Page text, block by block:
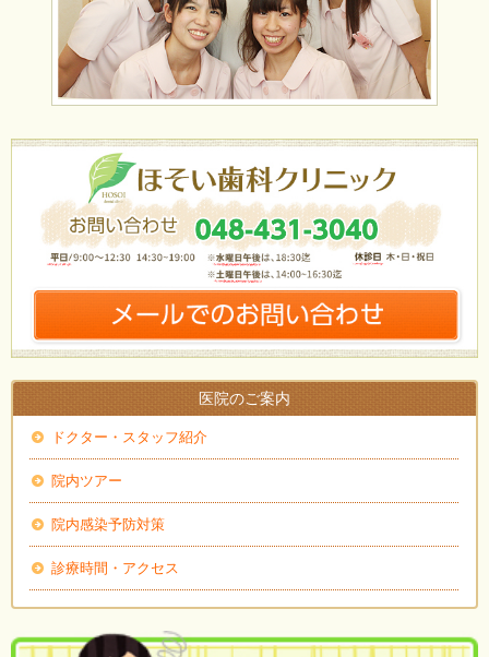
医院のご案内
ドクター・スタッフ紹介
院内ツアー
院内感染予防対策
診療時間・アクセス